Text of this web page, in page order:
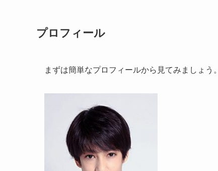
プロフィール
まずは簡単なプロフィールから見てみましょう。